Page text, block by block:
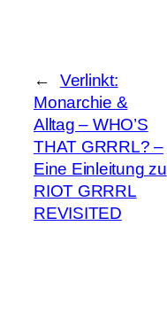
←
Verlinkt:
Monarchie &
Alltag – WHO’S
THAT GRRRL? –
Eine Einleitung zu
RIOT GRRRL
REVISITED